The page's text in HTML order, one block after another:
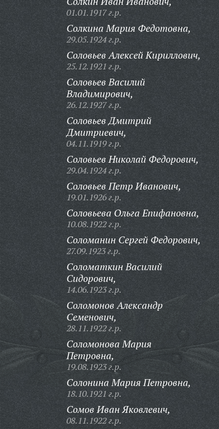
01.01.1917 г.р.
Солкина Мария Федотовна,
29.05.1924 г.р.
Соловьев Алексей Кириллович,
25.12.1921 г.р.
Соловьев Василий
Владимирович,
26.12.1927 г.р.
Соловьев Дмитрий
Дмитриевич,
04.11.1919 г.р.
Соловьев Николай Федорович,
29.04.1924 г.р.
Соловьев Петр Иванович,
19.01.1926 г.р.
Соловьева Ольга Епифановна,
10.08.1922 г.р.
Соломанин Сергей Федорович,
27.09.1923 г.р.
Соломаткин Василий
Сидорович,
14.06.1923 г.р.
Соломонов Александр
Семенович,
28.11.1922 г.р.
Соломонова Мария
Петровна,
19.08.1923 г.р.
Солонина Мария Петровна,
18.10.1921 г.р.
Сомов Иван Яковлевич,
08.11.1922 г.р.